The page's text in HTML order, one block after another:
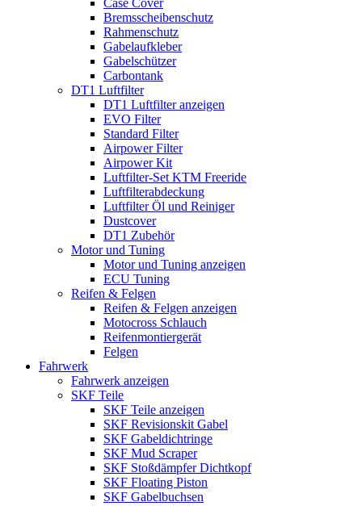
Bremsscheibenschutz
Rahmenschutz
Gabelaufkleber
Gabelschützer
Carbontank
DT1 Luftfilter
DT1 Luftfilter anzeigen
EVO Filter
Standard Filter
Airpower Filter
Airpower Kit
Luftfilter-Set KTM Freeride
Luftfilterabdeckung
Luftfilter Öl und Reiniger
Dustcover
DT1 Zubehör
Motor und Tuning
Motor und Tuning anzeigen
ECU Tuning
Reifen & Felgen
Reifen & Felgen anzeigen
Motocross Schlauch
Reifenmontiergerät
Felgen
Fahrwerk
Fahrwerk anzeigen
SKF Teile
SKF Teile anzeigen
SKF Revisionskit Gabel
SKF Gabeldichtringe
SKF Mud Scraper
SKF Stoßdämpfer Dichtkopf
SKF Floating Piston
SKF Gabelbuchsen